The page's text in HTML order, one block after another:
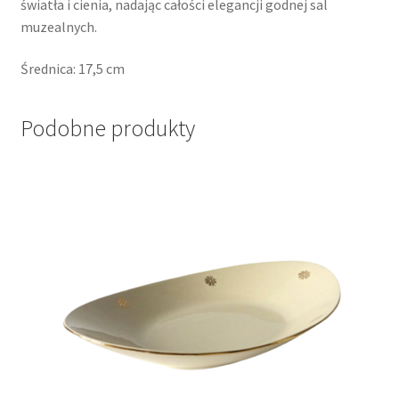
światła i cienia, nadając całości elegancji godnej sal
muzealnych.
Średnica: 17,5 cm
Podobne produkty